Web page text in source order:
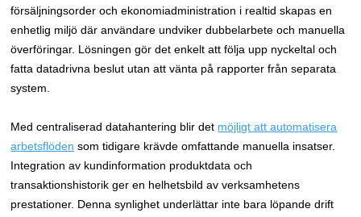
försäljningsorder och ekonomiadministration i realtid skapas en
enhetlig miljö där användare undviker dubbelarbete och manuella
överföringar. Lösningen gör det enkelt att följa upp nyckeltal och
fatta datadrivna beslut utan att vänta på rapporter från separata
system.
Med centraliserad datahantering blir det möjligt att automatisera
arbetsflöden som tidigare krävde omfattande manuella insatser.
Integration av kundinformation produktdata och
transaktionshistorik ger en helhetsbild av verksamhetens
prestationer. Denna synlighet underlättar inte bara löpande drift